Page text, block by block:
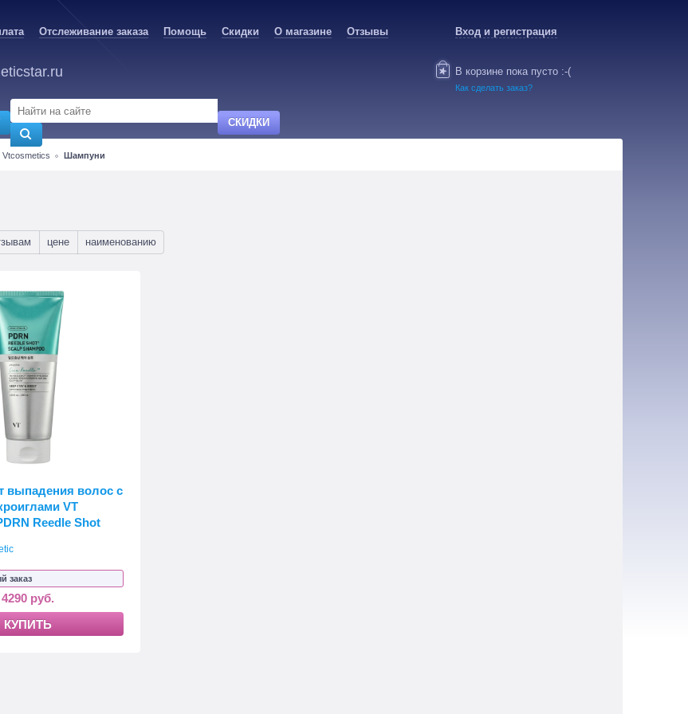
Отслеживание заказа Помощь Скидки О магазине Отзывы Вход и регистрация
СКИДКИ
В корзине пока пусто :-(
Как сделать заказ?
Vtcosmetics Шампуни
цене наименованию
выпадения волос с
VT
Reedle Shot
заказ
4290 руб.
КУПИТЬ